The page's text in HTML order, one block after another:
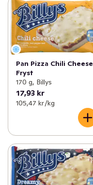
Pan Pizza Chili Cheese
Fryst
170 g, Billys
17,93 kr
105,47 kr /kg